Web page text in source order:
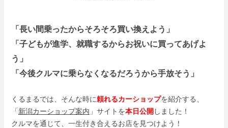
「長い間乗ったからそろそろ買い換えよう」
「子どもが進学、就職するからお祝いに買ってあげよ
う」
「今後クルマに乗らなくなるだろうから手放そう」
くるまるでは、そんな時に頼れるカーショップを紹介する、
「新潟カーショップ案内 」サイトを本日公開 しました！
クルマを通じて、一生付き合えるお店を見つけよう！